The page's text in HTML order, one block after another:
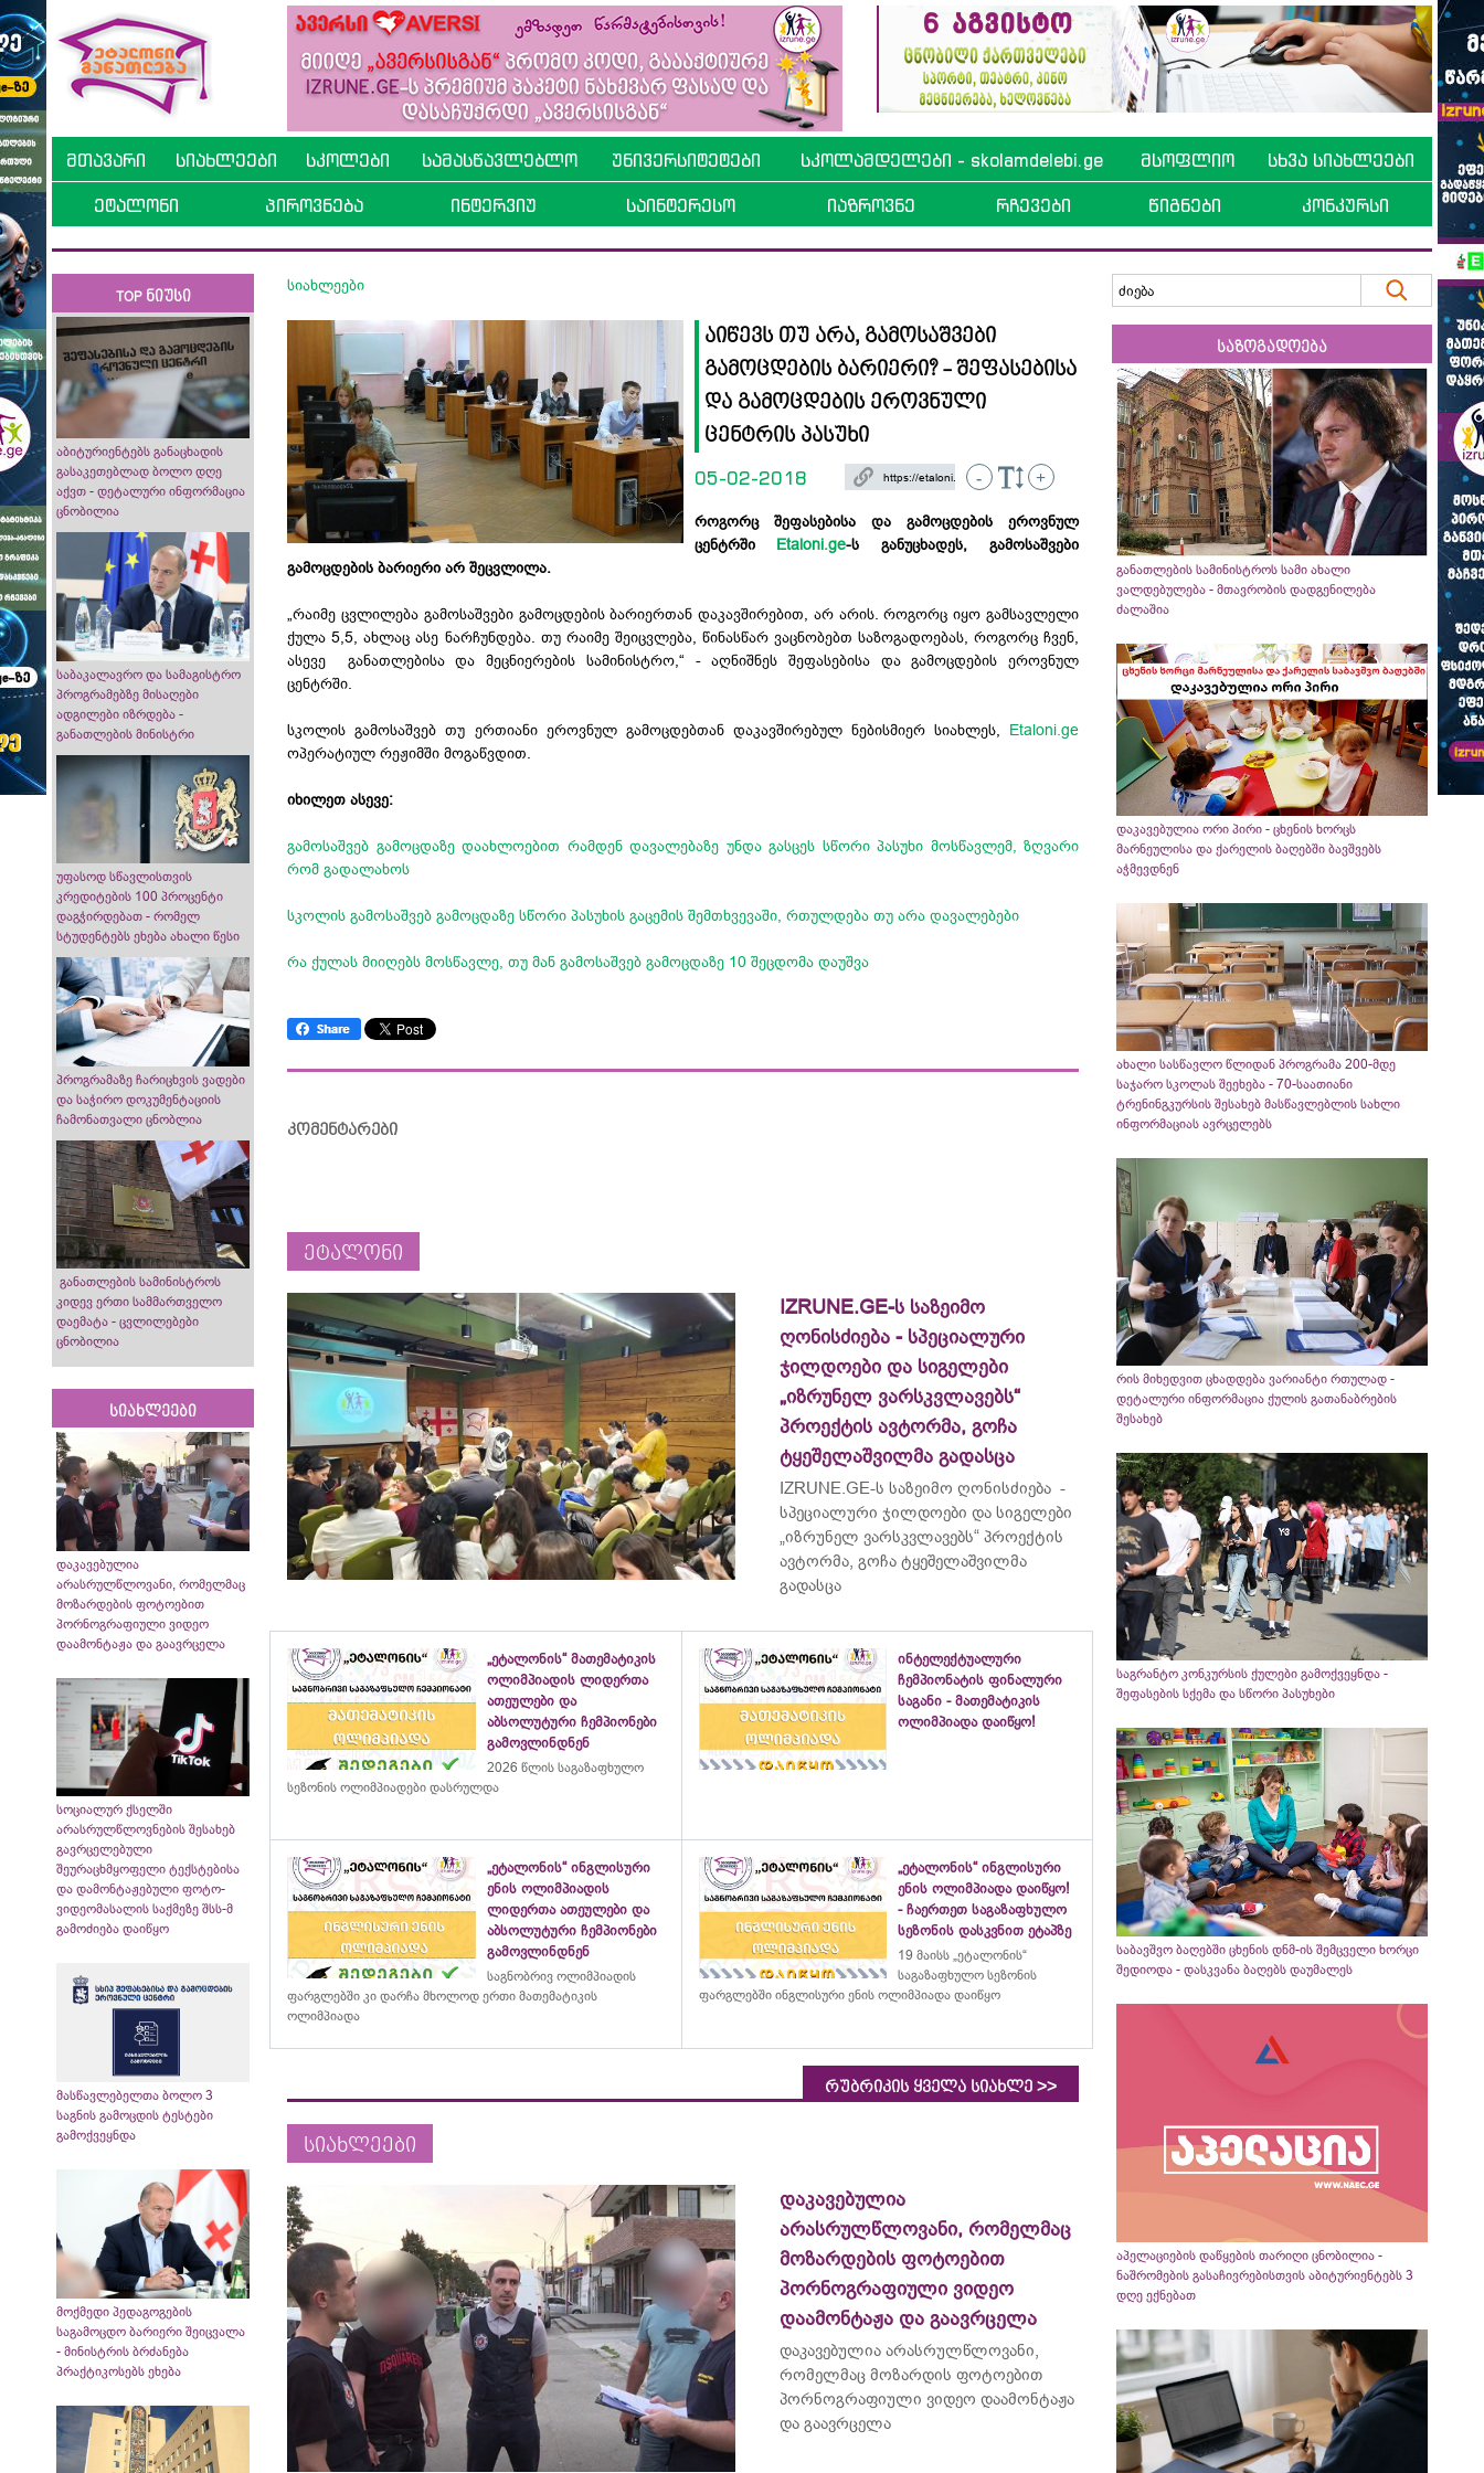
მთავარი სიახლეები სკოლები სამასწავლებლო უნივერსიტეტები სკოლამდელები - skolamdelebi.ge მსოფლიო სხვა სიახლეები
ეტალონი პიროვნება ინტერვიუ საინტერესო იაზროვნე რჩევები წიგნები კონკურსი
TOP ნიუსი
აბიტურიენტებს განაცხადის
გასაკეთებლად ბოლო დღე
აქვთ - დეტალური ინფორმაცია
ცნობილია
საბაკალავრო და სამაგისტრო
პროგრამებზე მისაღები
ადგილები იზრდება -
განათლების მინისტრი
უფასოდ სწავლისთვის
კრედიტების 100 პროცენტი
დაგჭირდებათ - რომელ
სტუდენტებს ეხება ახალი წესი
პროგრამაზე ჩარიცხვის ვადები
და საჭირო დოკუმენტაციის
ჩამონათვალი ცნობლია
განათლების სამინისტროს
კიდევ ერთი სამმართველო
დაემატა - ცვლილებები
ცნობილია
სიახლეები
დაკავებულია
არასრულწლოვანი, რომელმაც
მოზარდების ფოტოებით
პორნოგრაფიული ვიდეო
დაამონტაჟა და გაავრცელა
სოციალურ ქსელში
არასრულწლოვნების შესახებ
გავრცელებული
შეურაცხმყოფელი ტექსტებისა
და დამონტაჟებული ფოტო-
ვიდეომასალის საქმეზე შსს-მ
გამოძიება დაიწყო
მასწავლებელთა ბოლო 3
საგნის გამოცდის ტესტები
გამოქვეყნდა
მოქმედი პედაგოგების
საგამოცდო ბარიერი შეიცვალა
- მინისტრის ბრძანება
პრაქტიკოსებს ეხება
სიახლეები
აიწევს თუ არა, გამოსაშვები
გამოცდების ბარიერი? - შეფასებისა
და გამოცდების ეროვნული
ცენტრის პასუხი
05-02-2018 - +
როგორც შეფასებისა და გამოცდების ეროვნულ
ცენტრში Etaloni.ge-ს განუცხადეს, გამოსაშვები
გამოცდების ბარიერი არ შეცვლილა.
„რაიმე ცვლილება გამოსაშვები გამოცდების ბარიერთან დაკავშირებით, არ არის. როგორც იყო გამსავლელი
ქულა 5,5, ახლაც ასე ნარჩუნდება. თუ რაიმე შეიცვლება, წინასწარ ვაცნობებთ საზოგადოებას, როგორც ჩვენ,
ასევე განათლებისა და მეცნიერების სამინისტრო,“ - აღნიშნეს შეფასებისა და გამოცდების ეროვნულ
ცენტრში.
სკოლის გამოსაშვებ თუ ერთიანი ეროვნულ გამოცდებთან დაკავშირებულ ნებისმიერ სიახლეს, Etaloni.ge
ოპერატიულ რეჟიმში მოგაწვდით.
იხილეთ ასევე:
გამოსაშვებ გამოცდაზე დაახლოებით რამდენ დავალებაზე უნდა გასცეს სწორი პასუხი მოსწავლემ, ზღვარი
რომ გადალახოს
სკოლის გამოსაშვებ გამოცდაზე სწორი პასუხის გაცემის შემთხვევაში, რთულდება თუ არა დავალებები
რა ქულას მიიღებს მოსწავლე, თუ მან გამოსაშვებ გამოცდაზე 10 შეცდომა დაუშვა
კომენტარები
ეტალონი
IZRUNE.GE-ს საზეიმო
ღონისძიება - სპეციალური
ჯილდოები და სიგელები
„იზრუნელ ვარსკვლავებს“
პროექტის ავტორმა, გოჩა
ტყეშელაშვილმა გადასცა
IZRUNE.GE-ს საზეიმო ღონისძიება -
სპეციალური ჯილდოები და სიგელები
„იზრუნელ ვარსკვლავებს“ პროექტის
ავტორმა, გოჩა ტყეშელაშვილმა
გადასცა
„ეტალონის“ მათემატიკის
ოლიმპიადის ლიდერთა
ათეულები და
აბსოლუტური ჩემპიონები
გამოვლინდნენ
2026 წლის საგაზაფხულო
სეზონის ოლიმპიადები დასრულდა
ინტელექტუალური
ჩემპიონატის ფინალური
საგანი - მათემატიკის
ოლიმპიადა დაიწყო!
„ეტალონის“ ინგლისური
ენის ოლიმპიადის
ლიდერთა ათეულები და
აბსოლუტური ჩემპიონები
გამოვლინდნენ
საგნობრივ ოლიმპიადის
ფარგლებში კი დარჩა მხოლოდ ერთი მათემატიკის
ოლიმპიადა
„ეტალონის“ ინგლისური
ენის ოლიმპიადა დაიწყო!
- ჩაერთეთ საგაზაფხულო
სეზონის დასკვნით ეტაპზე
19 მაისს „ეტალონის“
საგაზაფხულო სეზონის
ფარგლებში ინგლისური ენის ოლიმპიადა დაიწყო
რუბრიკის ყველა სიახლე >>
სიახლეები
დაკავებულია
არასრულწლოვანი, რომელმაც
მოზარდების ფოტოებით
პორნოგრაფიული ვიდეო
დაამონტაჟა და გაავრცელა
დაკავებულია არასრულწლოვანი,
რომელმაც მოზარდის ფოტოებით
პორნოგრაფიული ვიდეო დაამონტაჟა
და გაავრცელა
საზოგადოება
განათლების სამინისტროს სამი ახალი
ვალდებულება - მთავრობის დადგენილება
ძალაშია
დაკავებულია ორი პირი - ცხენის ხორცს
მარნეულისა და ქარელის ბაღებში ბავშვებს
აჭმევდნენ
ახალი სასწავლო წლიდან პროგრამა 200-მდე
საჯარო სკოლას შეეხება - 70-საათიანი
ტრენინგკურსის შესახებ მასწავლებლის სახლი
ინფორმაციას ავრცელებს
რის მიხედვით ცხადდება ვარიანტი რთულად -
დეტალური ინფორმაცია ქულის გათანაბრების
შესახებ
საგრანტო კონკურსის ქულები გამოქვეყნდა -
შეფასების სქემა და სწორი პასუხები
საბავშვო ბაღებში ცხენის დნმ-ის შემცველი ხორცი
შედიოდა - დასკვანა ბაღებს დაუმალეს
აპელაციების დაწყების თარიღი ცნობილია -
ნაშრომების გასაჩივრებისთვის აბიტურიენტებს 3
დღე ექნებათ